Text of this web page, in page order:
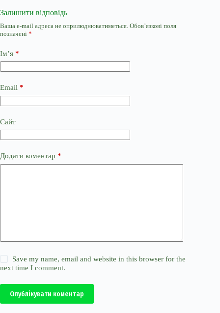
Залишити відповідь
Ваша e-mail адреса не оприлюднюватиметься. Обов’язкові поля
позначені *
Ім’я *
Email *
Сайт
Додати коментар *
Save my name, email and website in this browser for the
next time I comment.
Опублікувати коментар